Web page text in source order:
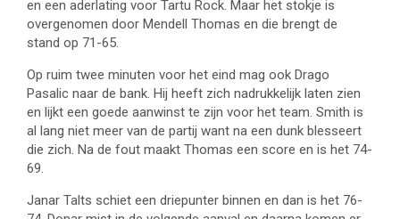
en een aderlating voor Tartu Rock. Maar het stokje is
overgenomen door Mendell Thomas en die brengt de
stand op 71-65.
Op ruim twee minuten voor het eind mag ook Drago
Pasalic naar de bank. Hij heeft zich nadrukkelijk laten zien
en lijkt een goede aanwinst te zijn voor het team. Smith is
al lang niet meer van de partij want na een dunk blesseert
die zich. Na de fout maakt Thomas een score en is het 74-
69.
Janar Talts schiet een driepunter binnen en dan is het 76-